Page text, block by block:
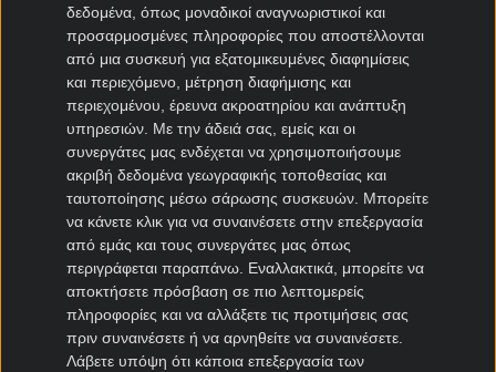
δεδομένα, όπως μοναδικοί αναγνωριστικοί και
προσαρμοσμένες πληροφορίες που αποστέλλονται
από μια συσκευή για εξατομικευμένες διαφημίσεις
και περιεχόμενο, μέτρηση διαφήμισης και
περιεχομένου, έρευνα ακροατηρίου και ανάπτυξη
υπηρεσιών. Με την άδειά σας, εμείς και οι
συνεργάτες μας ενδέχεται να χρησιμοποιήσουμε
ακριβή δεδομένα γεωγραφικής τοποθεσίας και
ταυτοποίησης μέσω σάρωσης συσκευών. Μπορείτε
να κάνετε κλικ για να συναινέσετε στην επεξεργασία
από εμάς και τους συνεργάτες μας όπως
περιγράφεται παραπάνω. Εναλλακτικά, μπορείτε να
αποκτήσετε πρόσβαση σε πιο λεπτομερείς
πληροφορίες και να αλλάξετε τις προτιμήσεις σας
πριν συναινέσετε ή να αρνηθείτε να συναινέσετε.
Λάβετε υπόψη ότι κάποια επεξεργασία των
Μεταγραφές Bundesliga
Μπάγερν μεταγραφές
Ντόρτμουντ μεταγραφές
Αμβούργο μεταγραφές
Λεβερκούζεν μεταγραφές
Άιντραχτ Φρανκφούρτης μεταγραφές
Μεταγραφές Γαλλία
Παρί Σεν Ζερμέν μεταγραφές
Μονακό μεταγραφές
Μαρσέιγ μεταγραφές